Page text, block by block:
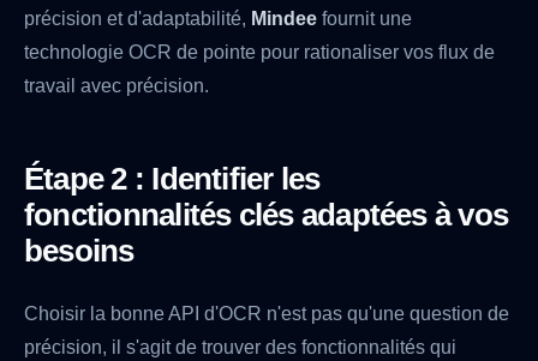
précision et d'adaptabilité, Mindee fournit une
technologie OCR de pointe pour rationaliser vos flux de
travail avec précision.
Étape 2 : Identifier les
fonctionnalités clés adaptées à vos
besoins
Choisir la bonne API d'OCR n'est pas qu'une question de
précision, il s'agit de trouver des fonctionnalités qui